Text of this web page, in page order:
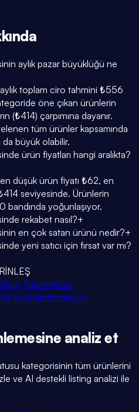
aylık pazar büyüklüğü ne
toplam ciro tahmini ₺556
öne çıkan ürünlerin
(₺414) çarpımına dayanır.
tüm ürünler kapsamında
büyük olabilir.
ürün fiyatları hangi aralıkta?
düşük ürün fiyatı ₺62, en
seviyesinde. Ürünlerin
yoğunlaşıyor.
rekabet nasıl?+
en çok satan ürünü nedir?+
yeni satıcı için fırsat var mı?
Satış TahminiÜrün
SatanlarKomisyon
analiz et
kategorisinin tüm ürünlerini
ve AI destekli listing analizi ile